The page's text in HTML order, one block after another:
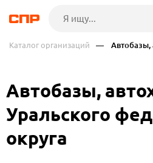
Каталог организаций — Автобазы,
Автобазы,
Уральского
округа